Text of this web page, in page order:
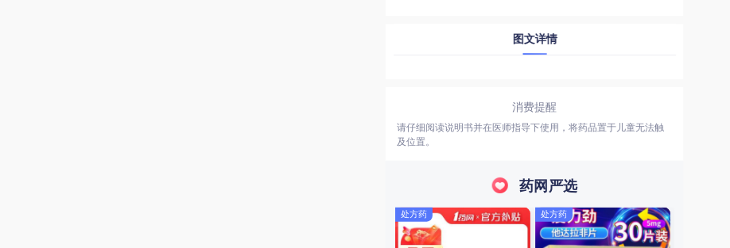
图文详情
消费提醒
请仔细阅读说明书并在医师指导下使用，将药品置于儿童无法触
及位置。
药网严选
处方药 处方药